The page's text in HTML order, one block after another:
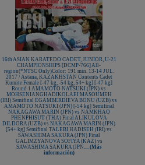
16th ASIAN KARATEDO CADET, JUNIOR, U-21
CHAMPIONSHIPS [DCMP-766] All-
region(*NTSC Only)Color: 191 min. 13-14 JUL.
2017 / Astana, KAZAKHSTAN Contents Cadet
Kumite Female [-47 kg, -54 kg, 54+ kg] [-47 kg]
Round 1 AMAMOTO NATSUKI (JPN) vs
MOHSENIANGHADIKOLAEI MASOUMEH
(IRI) Semifinal EGAMBERDIEVA BONU (UZB) vs
AMAMOTO NATSUKI (JPN) [-54 kg] Semifinal
NAKAGAWA MARIN (JPN) vs NAMKHAO
PHENPHISUT (THA) Final ALIKULOVA
DILDORA (UZB) vs NAKAGAWA MARIN (JPN)
[54+ kg] Semifinal TALEBI HADISEH (IRI) vs
SAWASHIMA SAKURA (JPN) Final
GALIMZYANOVA SOFIYA (KAZ) vs
SAWASHIMA SAKURA (JPN.... (Más
información)